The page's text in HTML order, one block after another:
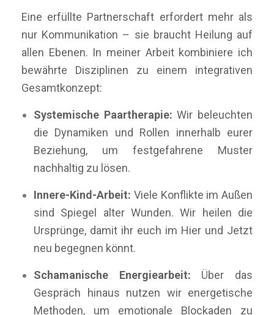
Eine erfüllte Partnerschaft erfordert mehr als
nur Kommunikation – sie braucht Heilung auf
allen Ebenen. In meiner Arbeit kombiniere ich
bewährte Disziplinen zu einem integrativen
Gesamtkonzept:
Systemische Paartherapie: Wir beleuchten
die Dynamiken und Rollen innerhalb eurer
Beziehung, um festgefahrene Muster
nachhaltig zu lösen.
Innere-Kind-Arbeit: Viele Konflikte im Außen
sind Spiegel alter Wunden. Wir heilen die
Ursprünge, damit ihr euch im Hier und Jetzt
neu begegnen könnt.
Schamanische Energiearbeit: Über das
Gespräch hinaus nutzen wir energetische
Methoden, um emotionale Blockaden zu